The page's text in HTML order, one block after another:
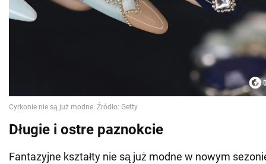
Długie i ostre paznokcie
Fantazyjne kształty nie są już modne w nowym